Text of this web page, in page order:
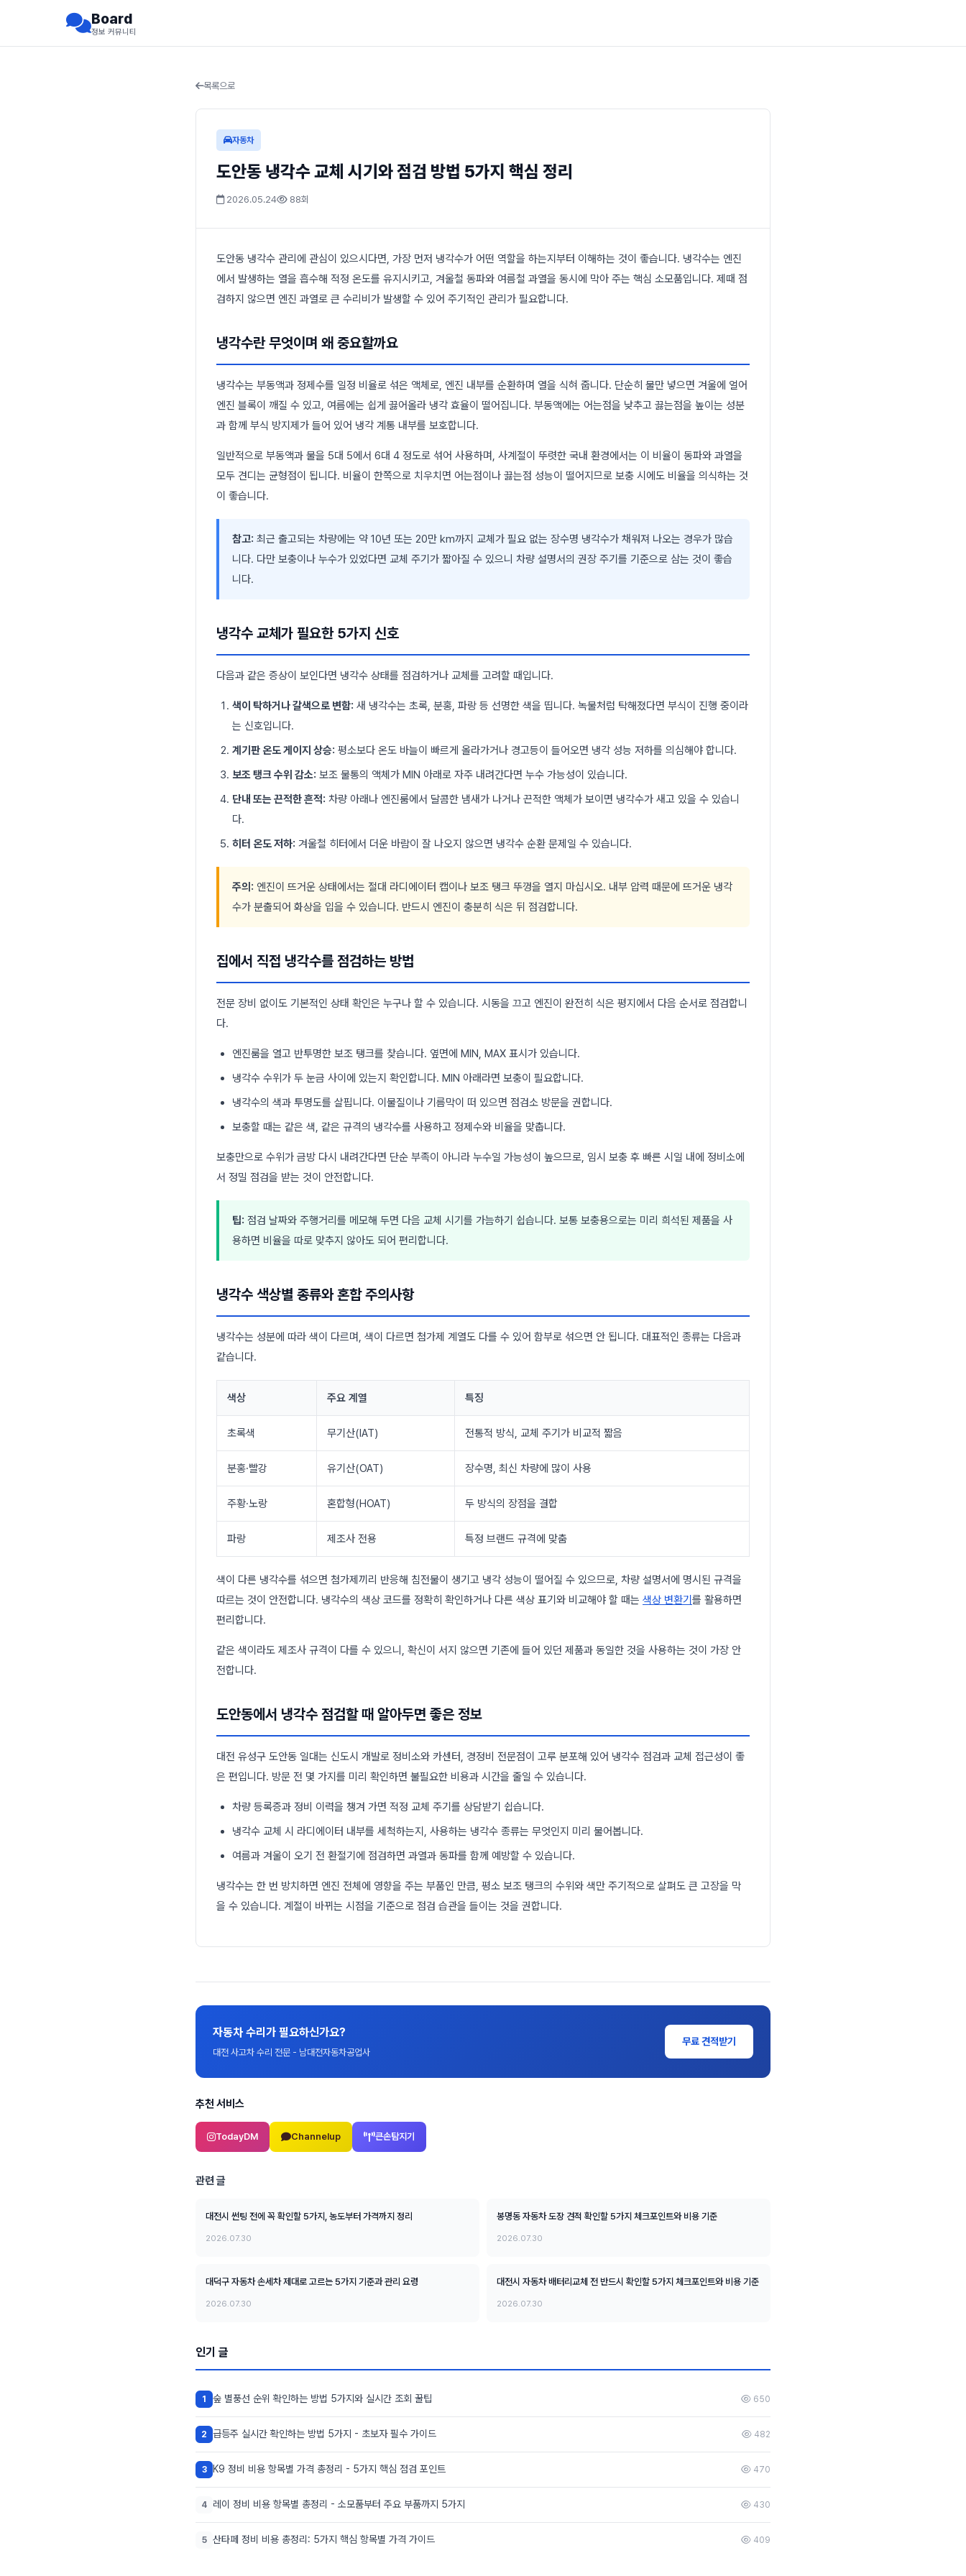
Board
정보 커뮤니티
목록으로
자동차
도안동 냉각수 교체 시기와 점검 방법 5가지 핵심 정리
2026.05.24 88회
도안동 냉각수 관리에 관심이 있으시다면, 가장 먼저 냉각수가 어떤 역할을 하는지부터 이해하는 것이 좋습니다. 냉각수는 엔진
에서 발생하는 열을 흡수해 적정 온도를 유지시키고, 겨울철 동파와 여름철 과열을 동시에 막아 주는 핵심 소모품입니다. 제때 점
검하지 않으면 엔진 과열로 큰 수리비가 발생할 수 있어 주기적인 관리가 필요합니다.
냉각수란 무엇이며 왜 중요할까요
냉각수는 부동액과 정제수를 일정 비율로 섞은 액체로, 엔진 내부를 순환하며 열을 식혀 줍니다. 단순히 물만 넣으면 겨울에 얼어
엔진 블록이 깨질 수 있고, 여름에는 쉽게 끓어올라 냉각 효율이 떨어집니다. 부동액에는 어는점을 낮추고 끓는점을 높이는 성분
과 함께 부식 방지제가 들어 있어 냉각 계통 내부를 보호합니다.
일반적으로 부동액과 물을 5대 5에서 6대 4 정도로 섞어 사용하며, 사계절이 뚜렷한 국내 환경에서는 이 비율이 동파와 과열을
모두 견디는 균형점이 됩니다. 비율이 한쪽으로 치우치면 어는점이나 끓는점 성능이 떨어지므로 보충 시에도 비율을 의식하는 것
이 좋습니다.
참고: 최근 출고되는 차량에는 약 10년 또는 20만 km까지 교체가 필요 없는 장수명 냉각수가 채워져 나오는 경우가 많습
니다. 다만 보충이나 누수가 있었다면 교체 주기가 짧아질 수 있으니 차량 설명서의 권장 주기를 기준으로 삼는 것이 좋습
니다.
냉각수 교체가 필요한 5가지 신호
다음과 같은 증상이 보인다면 냉각수 상태를 점검하거나 교체를 고려할 때입니다.
색이 탁하거나 갈색으로 변함: 새 냉각수는 초록, 분홍, 파랑 등 선명한 색을 띱니다. 녹물처럼 탁해졌다면 부식이 진행 중이라
는 신호입니다.
계기판 온도 게이지 상승: 평소보다 온도 바늘이 빠르게 올라가거나 경고등이 들어오면 냉각 성능 저하를 의심해야 합니다.
보조 탱크 수위 감소: 보조 물통의 액체가 MIN 아래로 자주 내려간다면 누수 가능성이 있습니다.
단내 또는 끈적한 흔적: 차량 아래나 엔진룸에서 달콤한 냄새가 나거나 끈적한 액체가 보이면 냉각수가 새고 있을 수 있습니
다.
히터 온도 저하: 겨울철 히터에서 더운 바람이 잘 나오지 않으면 냉각수 순환 문제일 수 있습니다.
주의: 엔진이 뜨거운 상태에서는 절대 라디에이터 캡이나 보조 탱크 뚜껑을 열지 마십시오. 내부 압력 때문에 뜨거운 냉각
수가 분출되어 화상을 입을 수 있습니다. 반드시 엔진이 충분히 식은 뒤 점검합니다.
집에서 직접 냉각수를 점검하는 방법
전문 장비 없이도 기본적인 상태 확인은 누구나 할 수 있습니다. 시동을 끄고 엔진이 완전히 식은 평지에서 다음 순서로 점검합니
다.
엔진룸을 열고 반투명한 보조 탱크를 찾습니다. 옆면에 MIN, MAX 표시가 있습니다.
냉각수 수위가 두 눈금 사이에 있는지 확인합니다. MIN 아래라면 보충이 필요합니다.
냉각수의 색과 투명도를 살핍니다. 이물질이나 기름막이 떠 있으면 점검소 방문을 권합니다.
보충할 때는 같은 색, 같은 규격의 냉각수를 사용하고 정제수와 비율을 맞춥니다.
보충만으로 수위가 금방 다시 내려간다면 단순 부족이 아니라 누수일 가능성이 높으므로, 임시 보충 후 빠른 시일 내에 정비소에
서 정밀 점검을 받는 것이 안전합니다.
팁: 점검 날짜와 주행거리를 메모해 두면 다음 교체 시기를 가늠하기 쉽습니다. 보통 보충용으로는 미리 희석된 제품을 사
용하면 비율을 따로 맞추지 않아도 되어 편리합니다.
냉각수 색상별 종류와 혼합 주의사항
냉각수는 성분에 따라 색이 다르며, 색이 다르면 첨가제 계열도 다를 수 있어 함부로 섞으면 안 됩니다. 대표적인 종류는 다음과
같습니다.
색상 주요 계열 특징
초록색 무기산(IAT) 전통적 방식, 교체 주기가 비교적 짧음
분홍·빨강 유기산(OAT) 장수명, 최신 차량에 많이 사용
주황·노랑 혼합형(HOAT) 두 방식의 장점을 결합
파랑 제조사 전용 특정 브랜드 규격에 맞춤
색이 다른 냉각수를 섞으면 첨가제끼리 반응해 침전물이 생기고 냉각 성능이 떨어질 수 있으므로, 차량 설명서에 명시된 규격을
따르는 것이 안전합니다. 냉각수의 색상 코드를 정확히 확인하거나 다른 색상 표기와 비교해야 할 때는 색상 변환기 를 활용하면
편리합니다.
같은 색이라도 제조사 규격이 다를 수 있으니, 확신이 서지 않으면 기존에 들어 있던 제품과 동일한 것을 사용하는 것이 가장 안
전합니다.
도안동에서 냉각수 점검할 때 알아두면 좋은 정보
대전 유성구 도안동 일대는 신도시 개발로 정비소와 카센터, 경정비 전문점이 고루 분포해 있어 냉각수 점검과 교체 접근성이 좋
은 편입니다. 방문 전 몇 가지를 미리 확인하면 불필요한 비용과 시간을 줄일 수 있습니다.
차량 등록증과 정비 이력을 챙겨 가면 적정 교체 주기를 상담받기 쉽습니다.
냉각수 교체 시 라디에이터 내부를 세척하는지, 사용하는 냉각수 종류는 무엇인지 미리 물어봅니다.
여름과 겨울이 오기 전 환절기에 점검하면 과열과 동파를 함께 예방할 수 있습니다.
냉각수는 한 번 방치하면 엔진 전체에 영향을 주는 부품인 만큼, 평소 보조 탱크의 수위와 색만 주기적으로 살펴도 큰 고장을 막
을 수 있습니다. 계절이 바뀌는 시점을 기준으로 점검 습관을 들이는 것을 권합니다.
자동차 수리가 필요하신가요?
대전 사고차 수리 전문 - 남대전자동차공업사
무료 견적받기
추천 서비스
TodayDM Channelup 큰손탐지기
관련 글
대전시 썬팅 전에 꼭 확인할 5가지, 농도부터 가격까지 정리
2026.07.30
봉명동 자동차 도장 견적 확인할 5가지 체크포인트와 비용 기준
2026.07.30
대덕구 자동차 손세차 제대로 고르는 5가지 기준과 관리 요령
2026.07.30
대전시 자동차 배터리교체 전 반드시 확인할 5가지 체크포인트와 비용 기준
2026.07.30
인기 글
1 숲 별풍선 순위 확인하는 방법 5가지와 실시간 조회 꿀팁 650
2 급등주 실시간 확인하는 방법 5가지 - 초보자 필수 가이드 482
3 K9 정비 비용 항목별 가격 총정리 - 5가지 핵심 점검 포인트 470
4 레이 정비 비용 항목별 총정리 - 소모품부터 주요 부품까지 5가지 430
5 산타페 정비 비용 총정리: 5가지 핵심 항목별 가격 가이드 409